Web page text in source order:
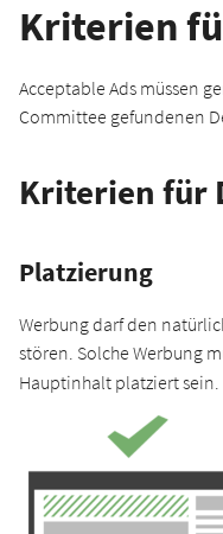
Kriterien
Acceptable Ads müssen
Committee gefundenen
Kriterien für
Platzierung
Werbung darf den
stören. Solche Werbung
Hauptinhalt platziert sein.